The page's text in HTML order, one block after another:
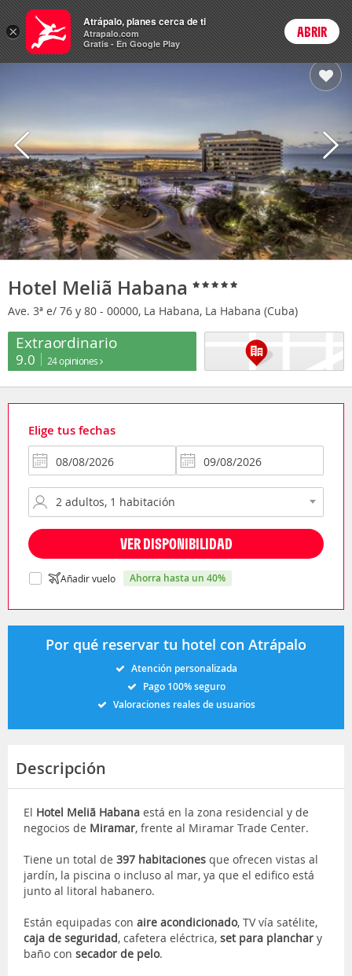
Hoteles Login
Hotel Meliã Habana
Ave. 3ª e/ 76 y 80 - 00000, La Habana, La Habana (Cuba)
Extraordinario
9.0 24 opiniones
Elige tus fechas
VER DISPONIBILIDAD
Añadir vuelo ahorra hasta un 40%
Por qué reservar tu hotel con Atrápalo
Atención personalizada
Pago 100% seguro
Valoraciones reales de usuarios
Descripción
El Hotel Meliã Habana está en la zona residencial y de
negocios de Miramar, frente al Miramar Trade Center.
Tiene un total de 397 habitaciones que ofrecen vistas al
jardín, la piscina o incluso al mar, ya que el edifico está
junto al litoral habanero.
Están equipadas con aire acondicionado, TV vía satélite,
caja de seguridad, cafetera eléctrica, set para planchar y
baño con secador de pelo.
×
Atrápalo, planes cerca de ti
Atrapalo.com
Gratis - En Google Play
ABRIR